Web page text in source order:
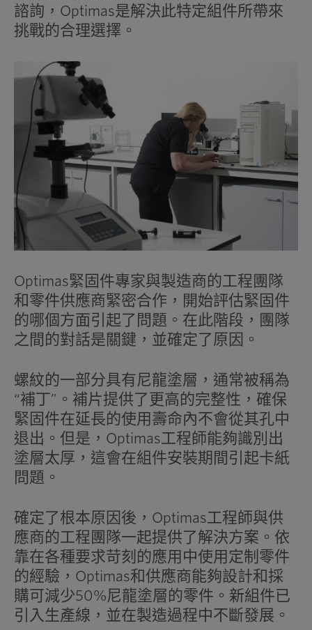
諮詢，Optimas是解決此特定組件所帶來
挑戰的合理選擇。
Optimas緊固件專家與製造商的工程團隊
和零件供應商緊密合作，開始評估緊固件
的哪個方面引起了問題。在此階段，團隊
之間的對話是關鍵，並確定了原因。
螺紋的一部分具有尼龍塗層，通常被稱為
“補丁”。補片提供了更高的完整性，確保
緊固件在延長的使用壽命內不會從其孔中
退出。但是，Optimas工程師能夠識別出
塗層太厚，這會在組件安裝期間引起卡紙
問題。
確定了根本原因後，Optimas工程師與供
應商的工程團隊一起提供了解決方案。依
靠在各種要求苛刻的應用中使用定制零件
的經驗，Optimas和供應商能夠設計和採
購可減少50%尼龍塗層的零件。新組件已
引入生產線，並在製造過程中不斷發展。